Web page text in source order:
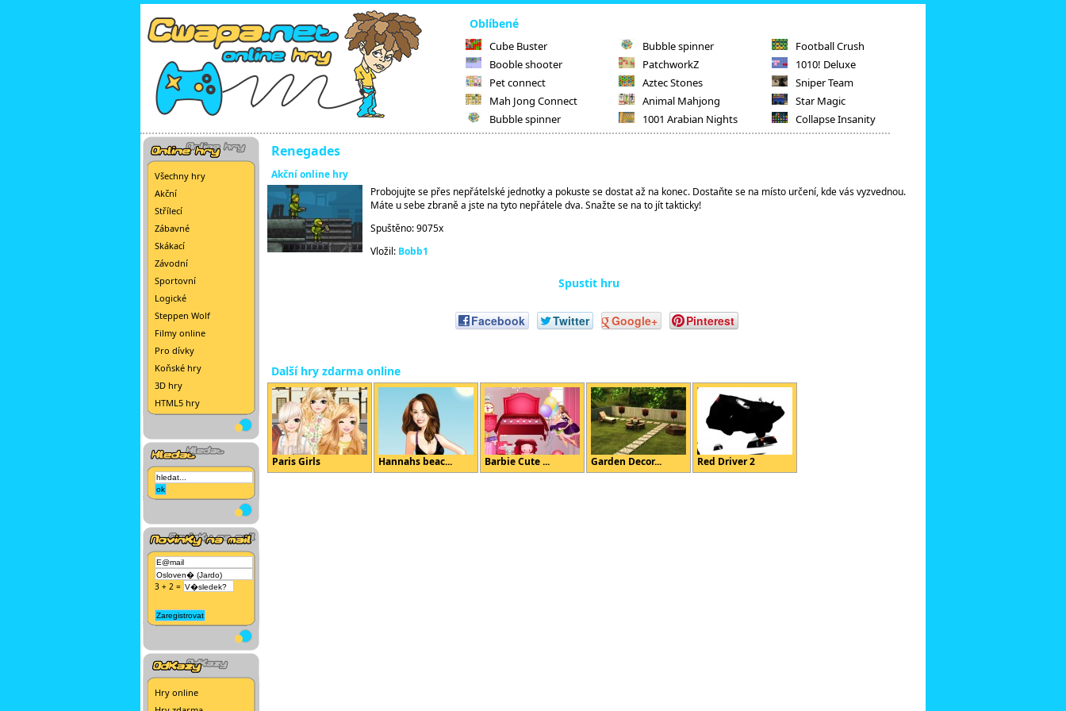
Oblíbené
Cube Buster
Booble shooter
Pet connect
Mah Jong Connect
Bubble spinner
Bubble spinner
PatchworkZ
Aztec Stones
Animal Mahjong
1001 Arabian Nights
Football Crush
1010! Deluxe
Sniper Team
Star Magic
Collapse Insanity
Všechny hry
Akční
Střílecí
Zábavné
Skákací
Závodní
Sportovní
Logické
Steppen Wolf
Filmy online
Pro dívky
Koňské hry
3D hry
HTML5 hry
3 + 2 =
Hry online
Renegades
Akční online hry
Probojujte se přes nepřátelské jednotky a pokuste se dostat až na konec. Dostaňte se na místo určení, kde vás vyzvednou.
Máte u sebe zbraně a jste na tyto nepřátele dva. Snažte se na to jít takticky!
Spuštěno: 9075x
Vložil: Bobb1
Spustit hru
Facebook Twitter Google+ Pinterest
Další hry zdarma online
Paris Girls Hannahs beac... Barbie Cute ... Garden Decor... Red Driver 2